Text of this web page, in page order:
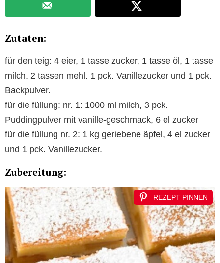
Zutaten:
für den teig: 4 eier, 1 tasse zucker, 1 tasse öl, 1 tasse
milch, 2 tassen mehl, 1 pck. Vanillezucker und 1 pck.
Backpulver.
für die füllung: nr. 1: 1000 ml milch, 3 pck.
Puddingpulver mit vanille-geschmack, 6 el zucker
für die füllung nr. 2: 1 kg geriebene äpfel, 4 el zucker
und 1 pck. Vanillezucker.
Zubereitung:
REZEPT PINNEN